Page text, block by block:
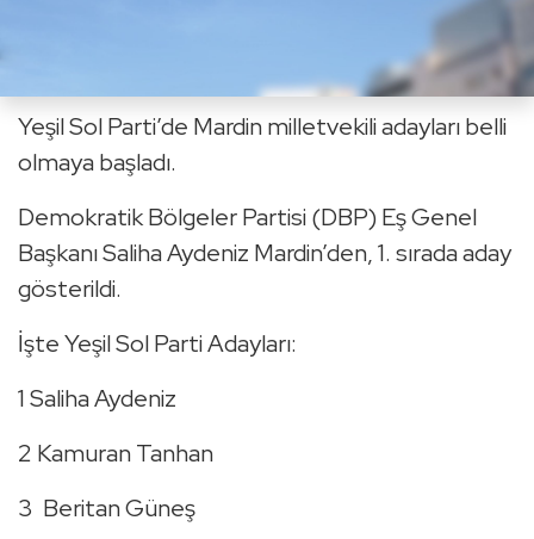
Yeşil Sol Parti’de Mardin milletvekili adayları belli
olmaya başladı.
Demokratik Bölgeler Partisi (DBP) Eş Genel
Başkanı Saliha Aydeniz Mardin’den, 1. sırada aday
gösterildi.
İşte Yeşil Sol Parti Adayları:
1 Saliha Aydeniz
2 Kamuran Tanhan
3 Beritan Güneş